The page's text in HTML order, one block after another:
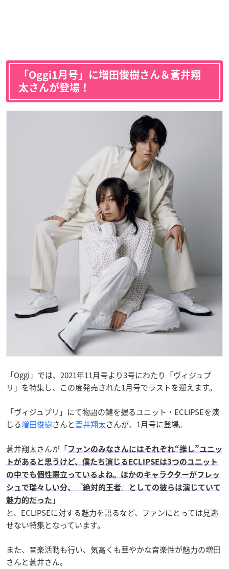
「Oggi1月号」に増田俊樹さん＆蒼井翔
太さんが登場！
「Oggi」では、2021年11月号より3号にわたり「ヴィジュプ
リ」を特集し、この度発売された1月号でラストを迎えます。
「ヴィジュプリ」にて物語の鍵を握るユニット・ECLIPSEを演
じる増田俊樹さんと蒼井翔太さんが、1月号に登場。
蒼井翔太さんが「ファンのみなさんにはそれぞれ“推し”ユニッ
トがあると思うけど、僕たち演じるECLIPSEは3つのユニット
の中でも個性際立っているよね。ほかのキャラクターがフレッ
シュで瑞々しい分、『絶対的王者』としての彼らは演じていて
魅力的だった 」
と、ECLIPSEに対する魅力を語るなど、ファンにとっては見逃
せない特集となっています。
また、音楽活動も行い、気高くも華やかな音楽性が魅力の増田
さんと蒼井さん。